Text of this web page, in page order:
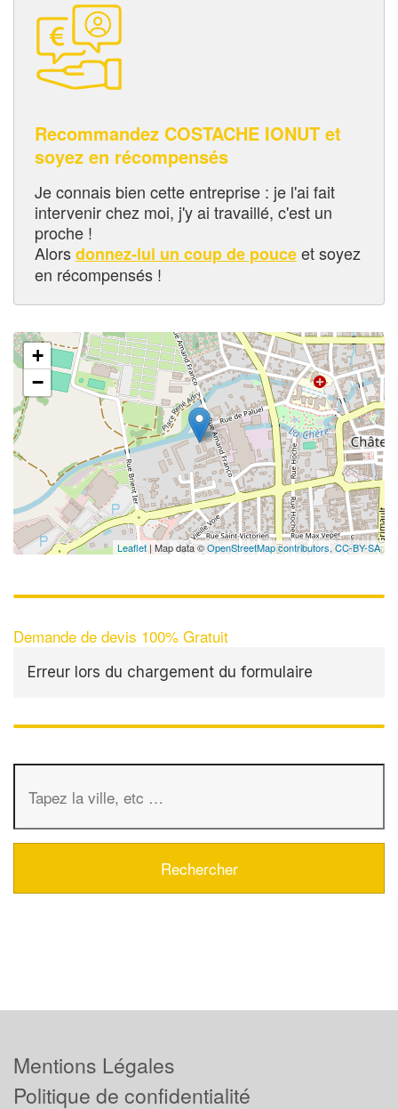
Recommandez COSTACHE IONUT et
soyez en récompensés
Je connais bien cette entreprise : je l'ai fait
intervenir chez moi, j'y ai travaillé, c'est un
proche !
Alorsdonnez-lui un coup de pouceet soyez
en récompensés !
+
−
Leaflet | Map data ©OpenStreetMap contributors, CC-BY-SA
Demande de devis 100% Gratuit
Erreur lors du chargement du formulaire
Mentions Légales
Politique de confidentialité